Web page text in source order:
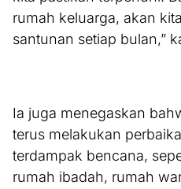
rumah keluarga, akan
santunan setiap bulan,”
Ia juga menegaskan
terus melakukan
terdampak bencana,
rumah ibadah, rumah